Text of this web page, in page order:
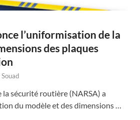
l’uniformisation de la
des plaques
la sécurité routière (NARSA) a
du modèle et des dimensions …